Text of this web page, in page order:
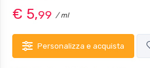
€ 5,99 / ml
Personalizza e acquista